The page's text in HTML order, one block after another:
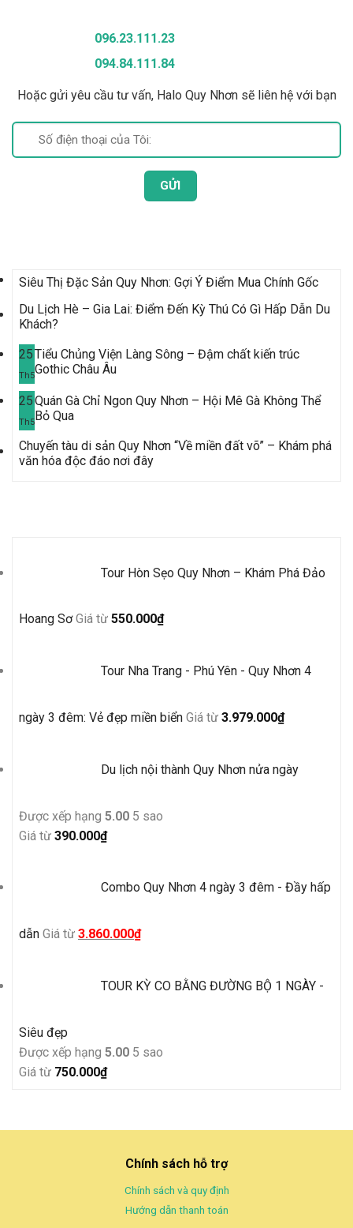
096.23.111.23
094.84.111.84
Hoặc gửi yêu cầu tư vấn, Halo Quy Nhơn sẽ liên hệ với bạn
Siêu Thị Đặc Sản Quy Nhơn: Gợi Ý Điểm Mua Chính Gốc
Du Lịch Hè – Gia Lai: Điểm Đến Kỳ Thú Có Gì Hấp Dẫn Du
Khách?
25
Th5
Tiểu Chủng Viện Làng Sông – Đậm chất kiến trúc
Gothic Châu Âu
25
Th5
Quán Gà Chỉ Ngon Quy Nhơn – Hội Mê Gà Không Thể
Bỏ Qua
Chuyến tàu di sản Quy Nhơn “Về miền đất võ” – Khám phá
văn hóa độc đáo nơi đây
Tour Hòn Sẹo Quy Nhơn – Khám Phá Đảo
Hoang Sơ Giá từ 550.000₫
Tour Nha Trang - Phú Yên - Quy Nhơn 4
ngày 3 đêm: Vẻ đẹp miền biển Giá từ 3.979.000₫
Du lịch nội thành Quy Nhơn nửa ngày
Được xếp hạng 5.00 5 sao
Giá từ 390.000₫
Combo Quy Nhơn 4 ngày 3 đêm - Đầy hấp
dẫn Giá từ Giá
4.500.000₫.
3.860.000₫Giá
là:
TOUR KỲ CO BẰNG ĐƯỜNG BỘ 1 NGÀY -
Siêu đẹp
Được xếp hạng 5.00 5 sao
Giá từ 750.000₫
Chính sách hỗ trợ
Chính sách và quy định
Hướng dẫn thanh toán